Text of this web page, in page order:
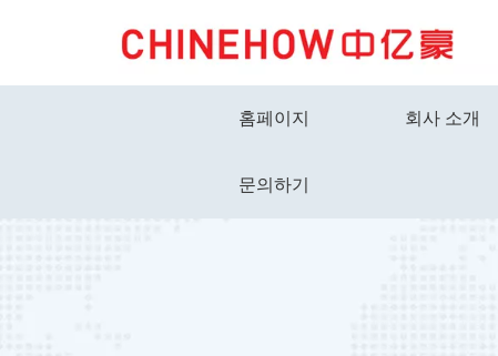
홈페이지 회사 소개
문의하기